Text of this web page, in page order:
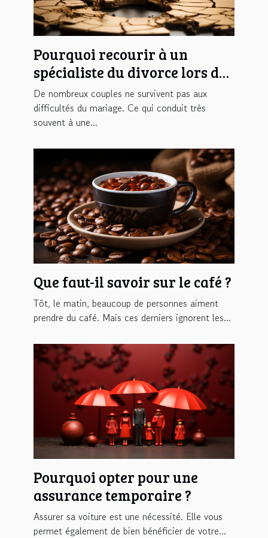
Pourquoi recourir à un
spécialiste du divorce lors de
la séparation ?
De nombreux couples ne survivent pas aux
difficultés du mariage. Ce qui conduit très
souvent à une...
Que faut-il savoir sur le café ?
Tôt, le matin, beaucoup de personnes aiment
prendre du café. Mais ces derniers ignorent les...
Pourquoi opter pour une
assurance temporaire ?
Assurer sa voiture est une nécessité. Elle vous
permet également de bien bénéficier de votre...